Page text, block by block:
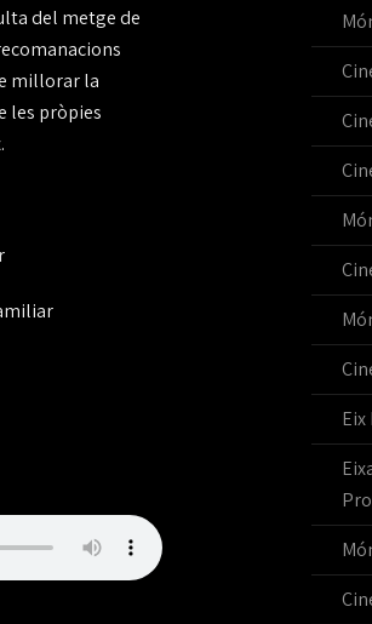
del metge de
millorar la
les pròpies
Eix